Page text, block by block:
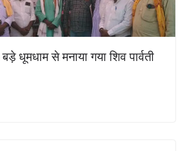
धूमधाम से मनाया गया शिव पार्वती